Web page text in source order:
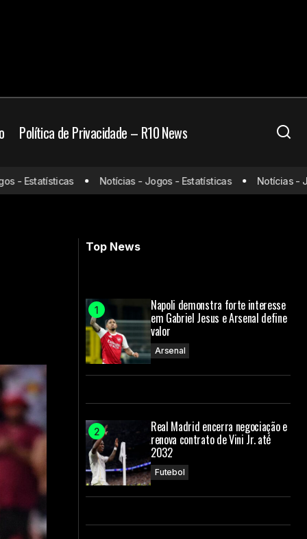
Política de Privacidade – R10 News
empatam
Alerrandro decide, Vitória vence o
Fortaleza e sonha com classificação
para torneio internacional
Estatísticas Notícias - Jogos - Estatísticas Notícias -
Top News
Napoli demonstra forte interesse
em Gabriel Jesus e Arsenal define
valor
Arsenal
Real Madrid encerra negociação e
renova contrato de Vini Jr. até
2032
Futebol